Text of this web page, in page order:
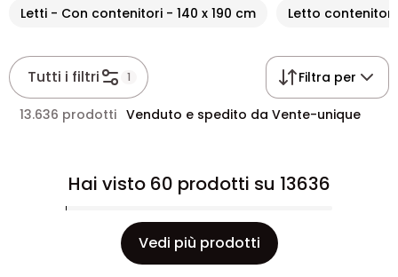
Letti - Con contenitori - 140 x 190 cm Letto
Tutti i filtri 1 Filtra per
13.636 prodotti Venduto e spedito da Vente-unique
Hai visto 60 prodotti su 13636
Vedi più prodotti